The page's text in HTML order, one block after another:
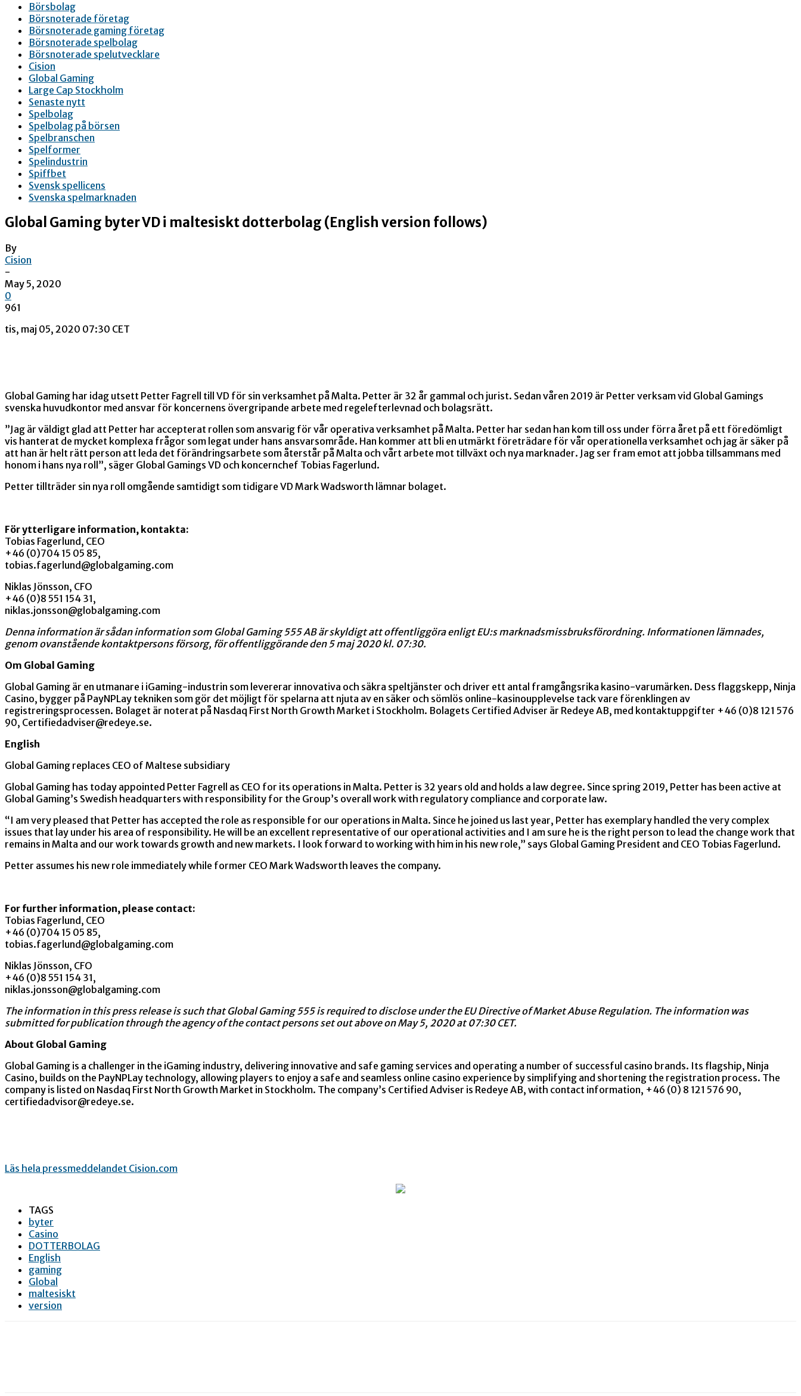
Börsbolag
Börsnoterade företag
Börsnoterade gaming företag
Börsnoterade spelbolag
Börsnoterade spelutvecklare
Cision
Global Gaming
Large Cap Stockholm
Senaste nytt
Spelbolag
Spelbolag på börsen
Spelbranschen
Spelformer
Spelindustrin
Spiffbet
Svensk spellicens
Svenska spelmarknaden
Global Gaming byter VD i maltesiskt dotterbolag (English version follows)
By
Cision
-
May 5, 2020
0
961
tis, maj 05, 2020 07:30 CET
Global Gaming har idag utsett Petter Fagrell till VD för sin verksamhet på Malta. Petter är 32 år gammal och jurist. Sedan våren 2019 är Petter verksam vid Global Gamings
svenska huvudkontor med ansvar för koncernens övergripande arbete med regelefterlevnad och bolagsrätt.
”Jag är väldigt glad att Petter har accepterat rollen som ansvarig för vår operativa verksamhet på Malta. Petter har sedan han kom till oss under förra året på ett föredömligt
vis hanterat de mycket komplexa frågor som legat under hans ansvarsområde. Han kommer att bli en utmärkt företrädare för vår operationella verksamhet och jag är säker på
att han är helt rätt person att leda det förändringsarbete som återstår på Malta och vårt arbete mot tillväxt och nya marknader. Jag ser fram emot att jobba tillsammans med
honom i hans nya roll”, säger Global Gamings VD och koncernchef Tobias Fagerlund.
Petter tillträder sin nya roll omgående samtidigt som tidigare VD Mark Wadsworth lämnar bolaget.
För ytterligare information, kontakta:
Tobias Fagerlund, CEO
+46 (0)704 15 05 85,
tobias.fagerlund@globalgaming.com
Niklas Jönsson, CFO
+46 (0)8 551 154 31,
niklas.jonsson@globalgaming.com
Denna information är sådan information som Global Gaming 555 AB är skyldigt att offentliggöra enligt EU:s marknadsmissbruksförordning. Informationen lämnades,
genom ovanstående kontaktpersons försorg, för offentliggörande den 5 maj 2020 kl. 07:30.
Om Global Gaming
Global Gaming är en utmanare i iGaming-industrin som levererar innovativa och säkra speltjänster och driver ett antal framgångsrika kasino-varumärken. Dess flaggskepp, Ninja
Casino, bygger på PayNPLay tekniken som gör det möjligt för spelarna att njuta av en säker och sömlös online-kasinoupplevelse tack vare förenklingen av
registreringsprocessen. Bolaget är noterat på Nasdaq First North Growth Market i Stockholm. Bolagets Certified Adviser är Redeye AB, med kontaktuppgifter +46 (0)8 121 576
90, Certifiedadviser@redeye.se.
English
Global Gaming replaces CEO of Maltese subsidiary
Global Gaming has today appointed Petter Fagrell as CEO for its operations in Malta. Petter is 32 years old and holds a law degree. Since spring 2019, Petter has been active at
Global Gaming’s Swedish headquarters with responsibility for the Group’s overall work with regulatory compliance and corporate law.
“I am very pleased that Petter has accepted the role as responsible for our operations in Malta. Since he joined us last year, Petter has exemplary handled the very complex
issues that lay under his area of ​​responsibility. He will be an excellent representative of our operational activities and I am sure he is the right person to lead the change work that
remains in Malta and our work towards growth and new markets. I look forward to working with him in his new role,” says Global Gaming President and CEO Tobias Fagerlund.
Petter assumes his new role immediately while former CEO Mark Wadsworth leaves the company.
For further information, please contact:
Tobias Fagerlund, CEO
+46 (0)704 15 05 85,
tobias.fagerlund@globalgaming.com
Niklas Jönsson, CFO
+46 (0)8 551 154 31,
niklas.jonsson@globalgaming.com
The information in this press release is such that Global Gaming 555 is required to disclose under the EU Directive of Market Abuse Regulation. The information was
submitted for publication through the agency of the contact persons set out above on May 5, 2020 at 07:30 CET.
About Global Gaming
Global Gaming is a challenger in the iGaming industry, delivering innovative and safe gaming services and operating a number of successful casino brands. Its flagship, Ninja
Casino, builds on the PayNPLay technology, allowing players to enjoy a safe and seamless online casino experience by simplifying and shortening the registration process. The
company is listed on Nasdaq First North Growth Market in Stockholm. The company’s Certified Adviser is Redeye AB, with contact information, +46 (0) 8 121 576 90,
certifiedadvisor@redeye.se.
Läs hela pressmeddelandet Cision.com
TAGS
byter
Casino
DOTTERBOLAG
English
gaming
Global
maltesiskt
version